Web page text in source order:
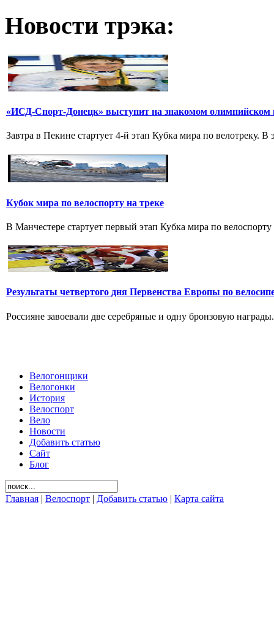
Новости трэка:
«ИСД-Спорт-Донецк» выступит на знакомом олимпийском
Завтра в Пекине стартует 4-й этап Кубка мира по велотреку.
Кубок мира по велоспорту на треке
В Манчестере стартует первый этап Кубка мира по
Результаты четвертого дня Первенства Европы по
Россияне завоевали две серебряные и одну бронзовую
Велогонщики
Велогонки
История
Велоспорт
Вело
Новости
Добавить статью
Сайт
Блог
Главная | Велоспорт | Добавить статью | Карта сайта